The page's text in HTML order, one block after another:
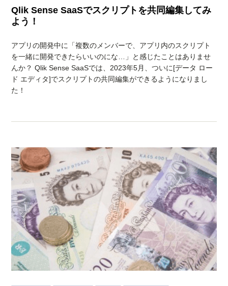
Qlik Sense SaaSでスクリプトを共同編集してみ
よう！
アプリの開発中に「複数のメンバーで、アプリ内のスクリプト
を一緒に開発できたらいいのにな…」と感じたことはありませ
んか？ Qlik Sense SaaSでは、2023年5月、ついに[データ ロー
ド エディタ]でスクリプトの共同編集ができるようになりまし
た！